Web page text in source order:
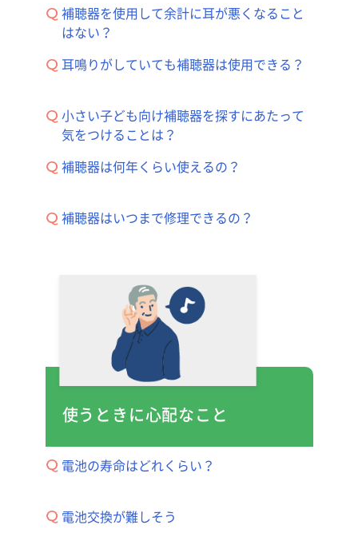
補聴器を使用して余計に耳が悪くなること
はない？
耳鳴りがしていても補聴器は使用できる？
小さい子ども向け補聴器を探すにあたって
気をつけることは？
補聴器は何年くらい使えるの？
補聴器はいつまで修理できるの？
使うときに心配なこと
電池の寿命はどれくらい？
電池交換が難しそう